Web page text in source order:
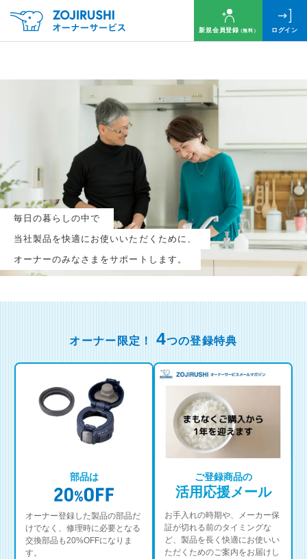
新規会員登録（無料） ログイン
毎日の暮らしの中で
当社製品を快適にお使いいただくために、
オーナーのみなさまをサポートします。
毎月抽選で 名様に
円分のQUOカードプレゼント！
新規会員登録（無料）
ログイン
※新規会員登録または追加製品登録をいただいた方が対象です
※オーナーサービスは日本国内にお住まいの個人の方向けサービスとなります
オーナー限定！ 4つの登録特典
部品は
オーナー登録した製品の部品だ
けでなく、修理時に必要となる
交換部品も20%OFFになりま
す。
ご登録商品の
活用応援メール
お手入れの時期や、メーカー保
証が切れる前のタイミングな
ど、製品を長く快適にお使いい
ただくためのご案内をお届けし